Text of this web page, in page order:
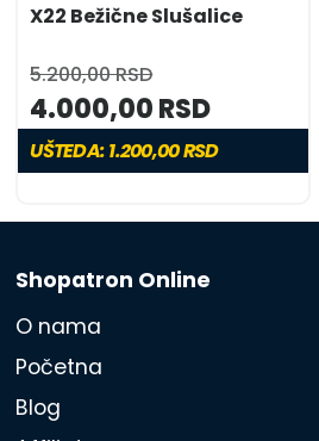
X22 Bežične Slušalice
5.200,00 RSD
4.000,00 RSD
UŠTEDA: 1.200,00 RSD
Shopatron Online
O nama
Početna
Blog